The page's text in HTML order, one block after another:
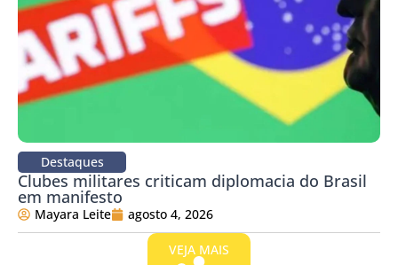
Destaques
Clubes militares criticam diplomacia do Brasil
em manifesto
Mayara Leite agosto 4, 2026
VEJA MAIS